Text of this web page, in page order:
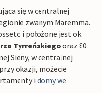
się w centralnej
zwanym Maremma.
i położone jest ok.
Tyrreńskiegooraz 80
Sieny, w centralnej
okazji, możecie
i domy we